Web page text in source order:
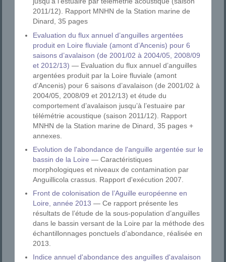
2011/12). Rapport MNHN de la Station marine de
Dinard, 35 pages
Evaluation du flux annuel d’anguilles argentées
produit en Loire fluviale (amont d’Ancenis) pour 6
saisons d’avalaison (de 2001/02 à 2004/05, 2008/09
et 2012/13) — Evaluation du flux annuel d’anguilles
argentées produit par la Loire fluviale (amont
d’Ancenis) pour 6 saisons d’avalaison (de 2001/02 à
2004/05, 2008/09 et 2012/13) et étude du
comportement d’avalaison jusqu’à l’estuaire par
télémétrie acoustique (saison 2011/12). Rapport
MNHN de la Station marine de Dinard, 35 pages +
annexes.
Evolution de l'abondance de l'anguille argentée sur le
bassin de la Loire — Caractéristiques
morphologiques et niveaux de contamination par
Anguillicola crassus. Rapport d'exécution 2007.
Front de colonisation de l’Aguille européenne en
Loire, année 2013 — Ce rapport présente les
résultats de l’étude de la sous-population d’anguilles
dans le bassin versant de la Loire par la méthode des
échantillonnages ponctuels d’abondance, réalisée en
2013.
Indice annuel d'abondance des anguilles d'avalaison